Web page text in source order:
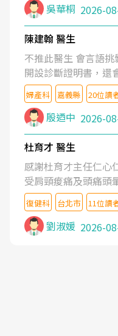
吳華桐 2026-
陳建翰 醫生
不推此醫生 會言語
開設診斷證明書，還
婦產科 嘉義縣 20位讀
殷迺中 2026-
杜育才 醫生
感謝杜育才主任仁心
受肩頸痠痛及頭痛頭
檢查,也嘗試過西醫打
沒有用,後來連吃到嗎
症狀,沒多久就痛起來
台灣親友介紹忠孝醫
復健科 台北市 11位讀
劉淑媛 2026-